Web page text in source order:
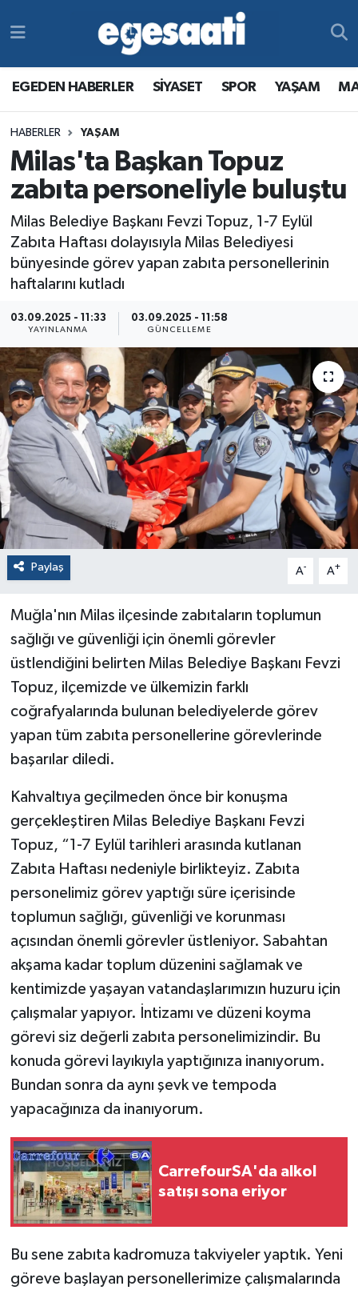
EGEDEN HABERLER SİYASET SPOR YAŞAM
HABERLER YAŞAM
Milas'ta Başkan Topuz
zabıta personeliyle buluştu
Milas Belediye Başkanı Fevzi Topuz, 1-7 Eylül
Zabıta Haftası dolayısıyla Milas Belediyesi
bünyesinde görev yapan zabıta personellerinin
haftalarını kutladı
03.09.2025 - 11:33
YAYINLANMA
03.09.2025 - 11:58
GÜNCELLEME
Paylaş A- A+
Muğla'nın Milas ilçesinde zabıtaların toplumun
sağlığı ve güvenliği için önemli görevler
üstlendiğini belirten Milas Belediye Başkanı Fevzi
Topuz, ilçemizde ve ülkemizin farklı
coğrafyalarında bulunan belediyelerde görev
yapan tüm zabıta personellerine görevlerinde
başarılar diledi.
Kahvaltıya geçilmeden önce bir konuşma
gerçekleştiren Milas Belediye Başkanı Fevzi
Topuz, “1-7 Eylül tarihleri arasında kutlanan
Zabıta Haftası nedeniyle birlikteyiz. Zabıta
personelimiz görev yaptığı süre içerisinde
toplumun sağlığı, güvenliği ve korunması
açısından önemli görevler üstleniyor. Sabahtan
akşama kadar toplum düzenini sağlamak ve
kentimizde yaşayan vatandaşlarımızın huzuru için
çalışmalar yapıyor. İntizamı ve düzeni koyma
görevi siz değerli zabıta personelimizindir. Bu
konuda görevi layıkıyla yaptığınıza inanıyorum.
Bundan sonra da aynı şevk ve tempoda
yapacağınıza da inanıyorum.
CarrefourSA'da alkol
satışı sona eriyor
Bu sene zabıta kadromuza takviyeler yaptık. Yeni
göreve başlayan personellerimize çalışmalarında
Yazarlar
MAGAZİN
RESMİ REKLAMLAR
YAŞAM
MAGAZİN
RESMİ REKLAMLAR
Süper Lig Puan Durumu ve Fikstür
Tüm Manşetler
Son Dakika Haberleri
Haber Arşivi